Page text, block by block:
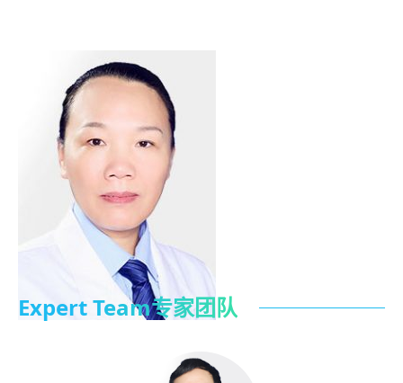
Expert Team专家团队